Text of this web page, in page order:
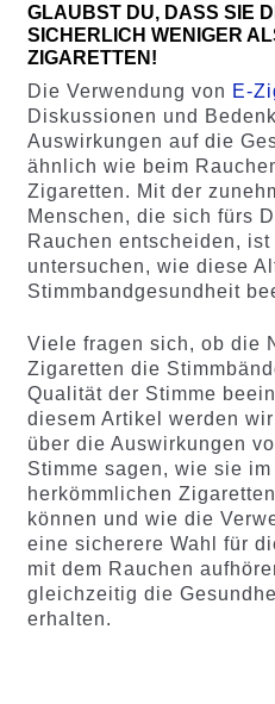
GLAUBST DU, DASS SIE
SICHERLICH WENIGER
ZIGARETTEN!
Die Verwendung von E-
Diskussionen und
Auswirkungen auf die
ähnlich wie beim
Zigaretten. Mit der
Menschen, die sich fürs
Rauchen entscheiden,
untersuchen, wie diese
Stimmbandgesundheit
Viele fragen sich, ob die
Zigaretten die
Qualität der Stimme
diesem Artikel werden
über die Auswirkungen
Stimme sagen, wie sie
herkömmlichen
können und wie die
eine sicherere Wahl für
mit dem Rauchen
gleichzeitig die
erhalten.